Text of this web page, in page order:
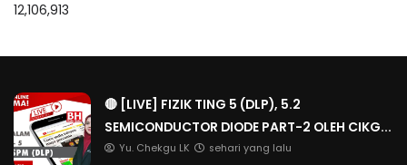
12,106,913
🔴 [LIVE] FIZIK TING 5 (DLP), 5.2
SEMICONDUCTOR DIODE PART-2 OLEH CIKG...
Yu. Chekgu LK sehari yang lalu